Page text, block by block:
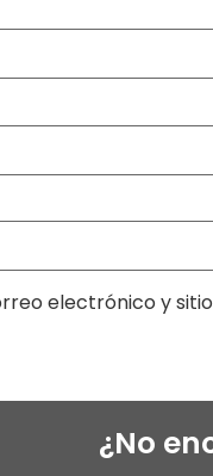
electrónico y
¿No